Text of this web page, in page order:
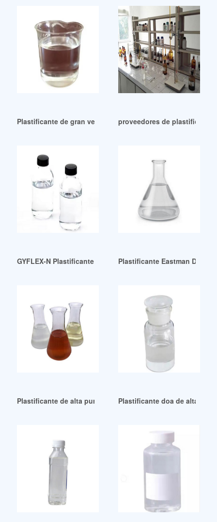
Plastificante de gran venta a buen precio
proveedores de
GYFLEX-N Plastificante fabricado en Bolivia para
Plastificante Eastman DOP
Plastificante de alta pureza para la industria del caucho
Plastificante doa de alta